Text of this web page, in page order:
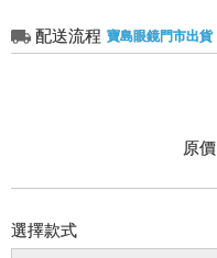
配送流程 寶島眼鏡門市出貨
原價
選擇款式